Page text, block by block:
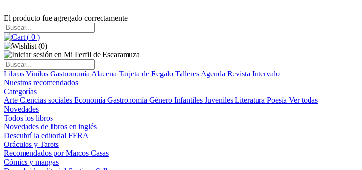
El producto fue agregado correctamente
( 0 )
(0)
Libros Vinilos Gastronomía Alacena Tarjeta de Regalo Talleres Agenda Revista Intervalo
Nuestros recomendados
Categorías
Arte Ciencias sociales Economía Gastronomía Género Infantiles Juveniles Literatura Poesía Ver todas
Novedades
Todos los libros
Novedades de libros en inglés
Descubrí la editorial FERA
Oráculos y Tarots
Recomendados por Marcos Casas
Cómics y mangas